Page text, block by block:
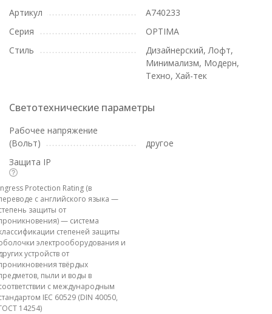
Артикул
A740233
Серия
OPTIMA
Стиль
Дизайнерский, Лофт,
Минимализм, Модерн,
Техно, Хай-тек
Светотехнические параметры
Рабочее напряжение
(Вольт)
другое
Защита IP
Protection Rating (в
с английского языка —
защиты от
— система
степеней защиты
электрооборудования и
устройств от
твёрдых
пыли и воды в
с международным
IEC 60529 (DIN 40050,
14254)